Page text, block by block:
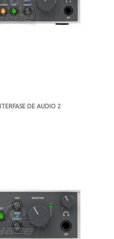
DE AUDIO 2